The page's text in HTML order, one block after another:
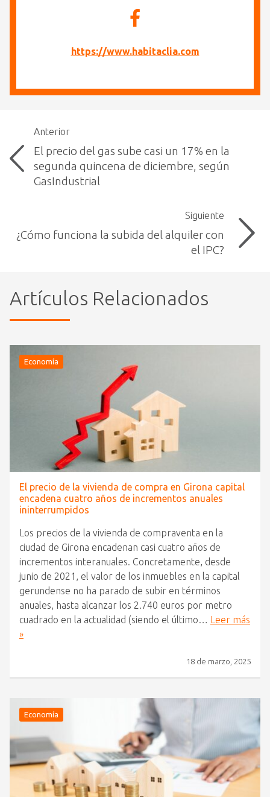
https://www.habitaclia.com
Anterior
El precio del gas sube casi un 17% en la
segunda quincena de diciembre, según
GasIndustrial
Siguiente
¿Cómo funciona la subida del alquiler con
el IPC?
Artículos Relacionados
Economía
El precio de la vivienda de compra en Girona capital
encadena cuatro años de incrementos anuales
ininterrumpidos
Los precios de la vivienda de compraventa en la
ciudad de Girona encadenan casi cuatro años de
incrementos interanuales. Concretamente, desde
junio de 2021, el valor de los inmuebles en la capital
gerundense no ha parado de subir en términos
anuales, hasta alcanzar los 2.740 euros por metro
cuadrado en la actualidad (siendo el último… Leer más
»
18 de marzo, 2025
Economía